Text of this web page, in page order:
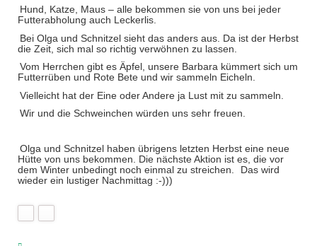
Hund, Katze, Maus – alle bekommen sie von uns bei jeder
Futterabholung auch Leckerlis.
Bei Olga und Schnitzel sieht das anders aus. Da ist der Herbst
die Zeit, sich mal so richtig verwöhnen zu lassen.
Vom Herrchen gibt es Äpfel, unsere Barbara kümmert sich um
Futterrüben und Rote Bete und wir sammeln Eicheln.
Vielleicht hat der Eine oder Andere ja Lust mit zu sammeln.
Wir und die Schweinchen würden uns sehr freuen.
Olga und Schnitzel haben übrigens letzten Herbst eine neue
Hütte von uns bekommen. Die nächste Aktion ist es, die vor
dem Winter unbedingt noch einmal zu streichen.
Das wird
wieder ein lustiger Nachmittag :-)))